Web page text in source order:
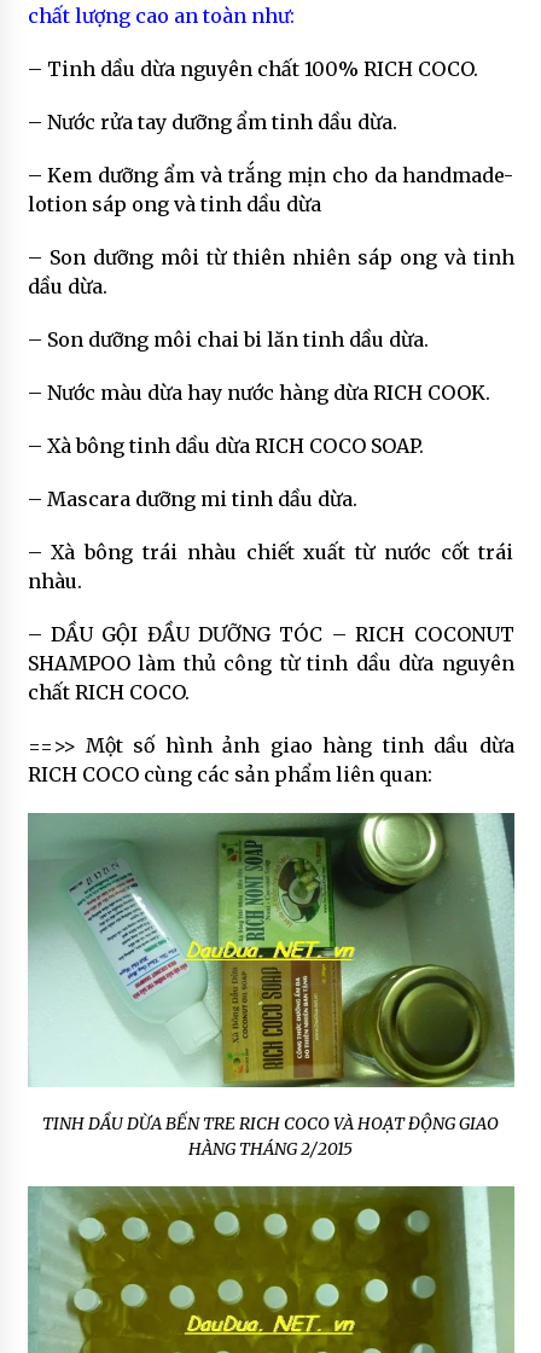
chất lượng cao an toàn như:
– Tinh dầu dừa nguyên chất 100% RICH COCO.
– Nước rửa tay dưỡng ẩm tinh dầu dừa.
– Kem dưỡng ẩm và trắng mịn cho da handmade-
lotion sáp ong và tinh dầu dừa
– Son dưỡng môi từ thiên nhiên sáp ong và tinh
dầu dừa.
– Son dưỡng môi chai bi lăn tinh dầu dừa.
– Nước màu dừa hay nước hàng dừa RICH COOK.
– Xà bông tinh dầu dừa RICH COCO SOAP.
– Mascara dưỡng mi tinh dầu dừa.
– Xà bông trái nhàu chiết xuất từ nước cốt trái
nhàu.
– DẦU GỘI ĐẦU DƯỠNG TÓC – RICH COCONUT
SHAMPOO làm thủ công từ tinh dầu dừa nguyên
chất RICH COCO.
==>> Một số hình ảnh giao hàng tinh dầu dừa
RICH COCO cùng các sản phẩm liên quan:
TINH DẦU DỪA BẾN TRE RICH COCO VÀ HOẠT ĐỘNG GIAO
HÀNG THÁNG 2/2015